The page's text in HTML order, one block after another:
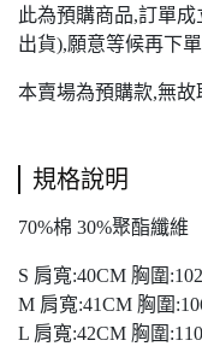
此為預購商品,訂單
出貨),願意等候再下
本賣場為預購款,無
規格說明
70%棉 30%聚酯纖維
S 肩寬:40CM 胸圍
M 肩寬:41CM 胸圍
L 肩寬:42CM 胸圍